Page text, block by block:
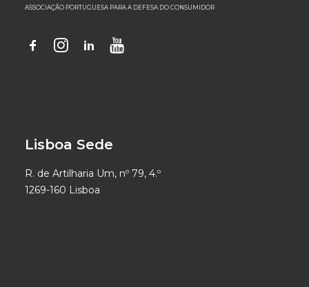
ASSOCIAÇÃO PORTUGUESA PARA A DEFESA DO CONSUMIDOR
Lisboa Sede
R. de Artilharia Um, nº 79, 4.º
1269-160 Lisboa